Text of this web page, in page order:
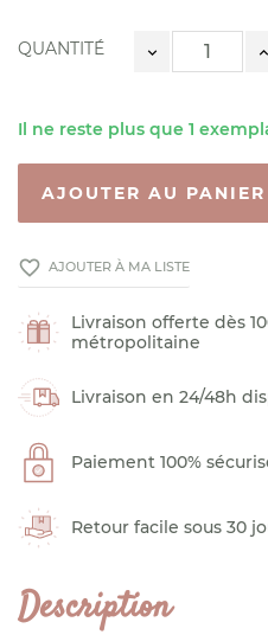
QUANTITÉ
Il ne reste plus que 1
AJOUTER AU PANIER
favorite_border AJOUTER À MA LISTE
Livraison offerte dès
métropolitaine
Livraison en 24/48h
Paiement 100%
Retour facile sous 30
Description